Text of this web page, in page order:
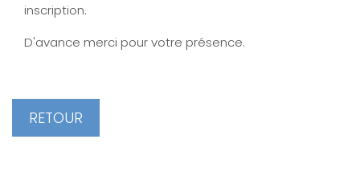
inscription.
D'avance merci pour votre présence.
RETOUR